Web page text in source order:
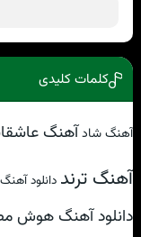
کلمات کلیدی
آهنگ شادآهنگ
آهنگ ترند دانلود
دانلود آهنگ هوش